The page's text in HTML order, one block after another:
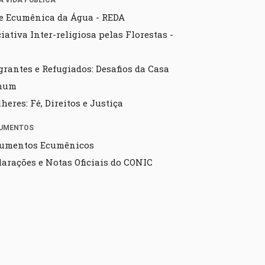
Ecumênica da Água - REDA
Inter-religiosa pelas Florestas -
e Refugiados: Desafios da Casa
Fé, Direitos e Justiça
Ecumênicos
e Notas Oficiais do CONIC